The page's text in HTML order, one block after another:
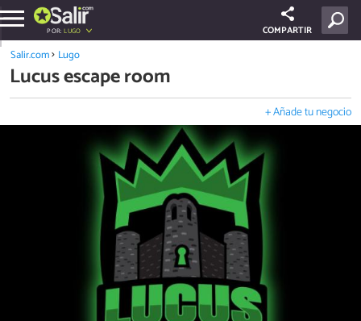
POR:LUGO COMPARTIR
Salir.com Lugo
Lucus escape room
+ Añade tu negocio